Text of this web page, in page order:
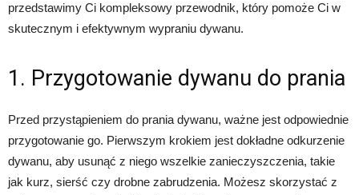
przedstawimy Ci kompleksowy przewodnik, który pomoże Ci w
skutecznym i efektywnym wypraniu dywanu.
1. Przygotowanie dywanu do prania
Przed przystąpieniem do prania dywanu, ważne jest odpowiednie
przygotowanie go. Pierwszym krokiem jest dokładne odkurzenie
dywanu, aby usunąć z niego wszelkie zanieczyszczenia, takie
jak kurz, sierść czy drobne zabrudzenia. Możesz skorzystać z